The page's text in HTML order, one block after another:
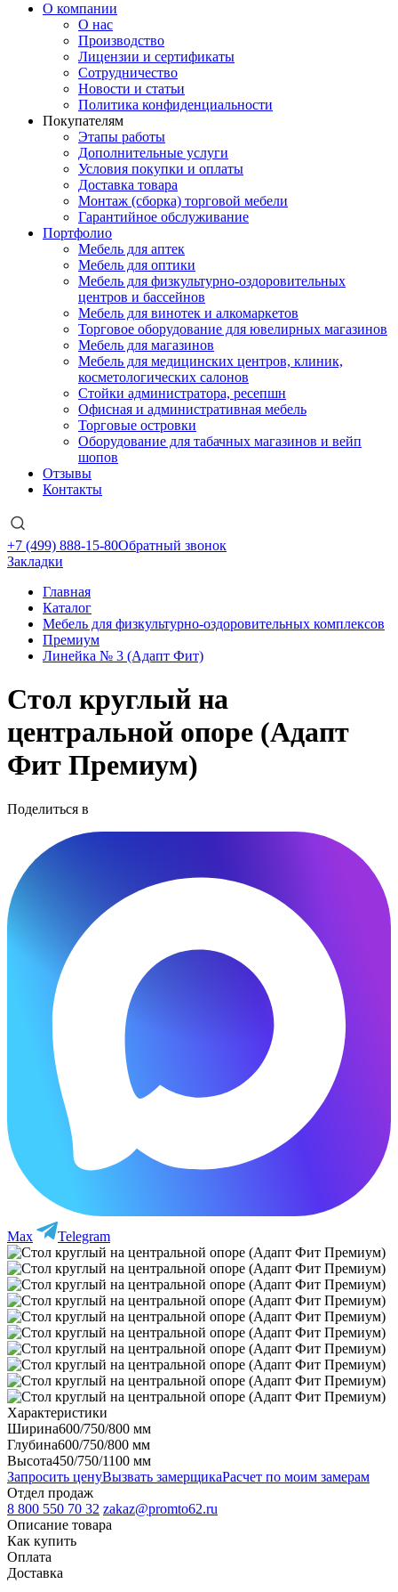
О компании
О нас
Производство
Лицензии и сертификаты
Сотрудничество
Новости и статьи
Политика конфиденциальности
Покупателям
Этапы работы
Дополнительные услуги
Условия покупки и оплаты
Доставка товара
Монтаж (сборка) торговой мебели
Гарантийное обслуживание
Портфолио
Мебель для аптек
Мебель для оптики
Мебель для физкультурно-оздоровительных
центров и бассейнов
Мебель для винотек и алкомаркетов
Торговое оборудование для ювелирных магазинов
Мебель для магазинов
Мебель для медицинских центров, клиник,
косметологических салонов
Стойки администратора, ресепшн
Офисная и административная мебель
Торговые островки
Оборудование для табачных магазинов и вейп
шопов
Отзывы
Контакты
+7 (499) 888-15-80Обратный звонок
Закладки
Главная
Каталог
Мебель для физкультурно-оздоровительных комплексов
Премиум
Линейка № 3 (Адапт Фит)
Стол круглый на
центральной опоре (Адапт
Фит Премиум)
Поделиться в
Max Telegram
Характеристики
Ширина600/750/800 мм
Глубина600/750/800 мм
Высота450/750/1100 мм
Запросить ценуВызвать замерщикаРасчет по моим замерам
Отдел продаж
8 800 550 70 32 zakaz@promto62.ru
Описание товара
Как купить
Оплата
Доставка